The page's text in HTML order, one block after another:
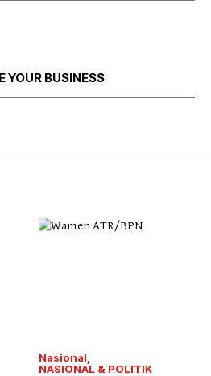
YOUR BUSINESS
Nasional
NASIONAL & POLITIK